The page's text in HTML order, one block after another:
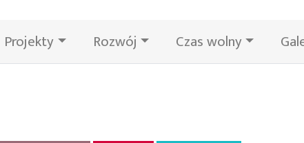
Projekty Rozwój Czas wolny